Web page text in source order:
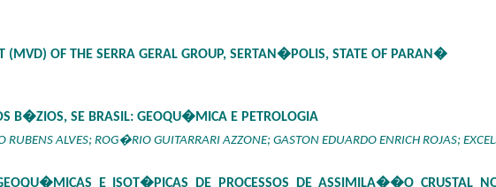
(MVD) OF THE SERRA GERAL GROUP, SERTAN�POLIS, STATE OF PARAN�
B�ZIOS, SE BRASIL: GEOQU�MICA E PETROLOGIA
RUBENS ALVES; ROG�RIO GUITARRARI AZZONE; GASTON EDUARDO ENRICH ROJAS;
E ISOT�PICAS DE PROCESSOS DE ASSIMILA��O CRUSTAL